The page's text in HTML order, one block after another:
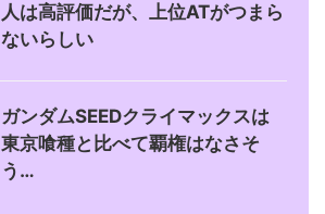
人は高評価だが、上位ATがつまら
ないらしい
ガンダムSEEDクライマックスは
東京喰種と比べて覇権はなさそ
う…